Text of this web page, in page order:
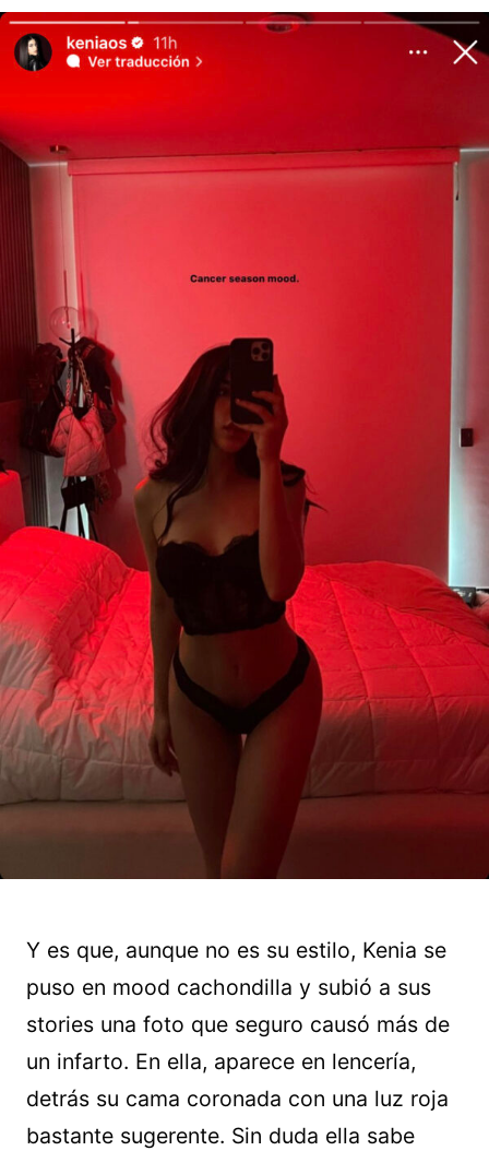
Y es que, aunque no es su estilo, Kenia se
puso en mood cachondilla y subió a sus
stories una foto que seguro causó más de
un infarto. En ella, aparece en lencería,
detrás su cama coronada con una luz roja
bastante sugerente. Sin duda ella sabe